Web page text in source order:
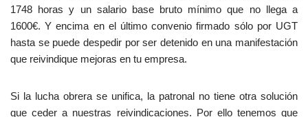
1748 horas y un salario base bruto mínimo que no llega a
1600€. Y encima en el último convenio firmado sólo por UGT
hasta se puede despedir por ser detenido en una manifestación
que reivindique mejoras en tu empresa.
Si la lucha obrera se unifica, la patronal no tiene otra solución
que ceder a nuestras reivindicaciones. Por ello tenemos que